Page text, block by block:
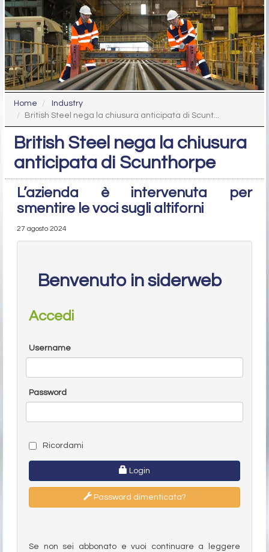
Home
Industry
British Steel nega la chiusura anticipata di Scunt...
British Steel nega la chiusura
anticipata di Scunthorpe
L’azienda è intervenuta per
smentire le voci sugli altiforni
27 agosto 2024
Benvenuto in siderweb
Accedi
Username
Password
Ricordami
Login
Password dimenticata?
Se non sei abbonato e vuoi continuare a leggere